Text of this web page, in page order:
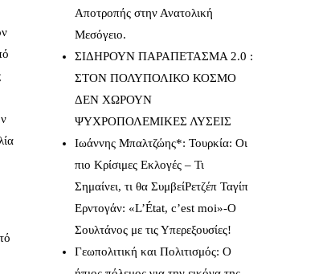
Αποτροπής στην Ανατολική
Μεσόγειο.
ΣΙΔΗΡΟΥΝ ΠΑΡΑΠΕΤΑΣΜΑ 2.0 :
ΣΤΟΝ ΠΟΛΥΠΟΛΙΚΟ ΚΟΣΜΟ
ΔΕΝ ΧΩΡΟΥΝ
ΨΥΧΡΟΠΟΛΕΜΙΚΕΣ ΛΥΣΕΙΣ
Ιωάννης Μπαλτζώης*: Τουρκία: Οι
πιο Κρίσιμες Εκλογές – Τι
Σημαίνει, τι θα ΣυμβείΡετζέπ Ταγίπ
Ερντογάν: «L’État, c’est moi»-Ο
Σουλτάνος με τις Υπερεξουσίες!
Γεωπολιτική και Πολιτισμός: Ο